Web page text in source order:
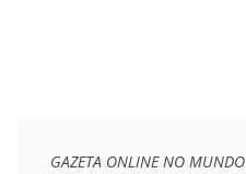
GAZETA ONLINE NO MUNDO